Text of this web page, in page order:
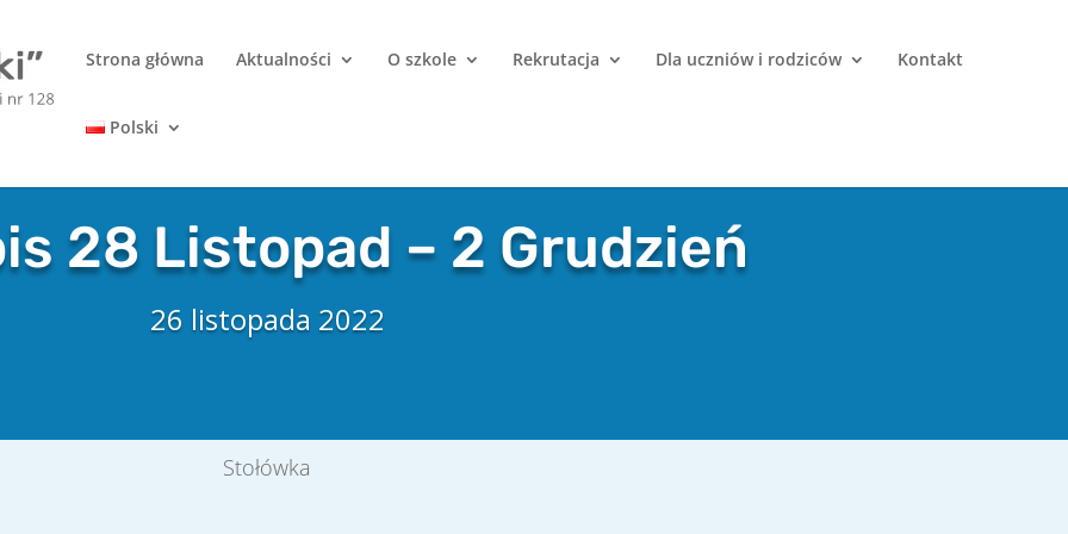
Strona główna Aktualności O szkole Rekrutacja Dla uczniów i rodziców Kontakt
Polski
28 Listopad – 2 Grudzień
26 listopada 2022
Stołówka